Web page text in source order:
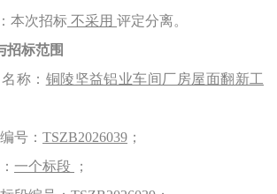
本次招标 不采用 评定分离。
招标范围
称： 铜陵坚益铝业车间厂房屋面翻新工
号： TSZB2026039 ；
一个标段
；